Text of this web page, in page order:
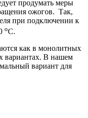
продумать меры
ожогов. Так,
при подключении к
oС.
как в монолитных
вариантах. В нашем
вариант для